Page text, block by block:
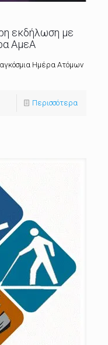
εκδήλωση με
ΑμεΑ
Ημέρα Ατόμων
Περισσότερα